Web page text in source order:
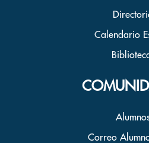
Calendario
Correo